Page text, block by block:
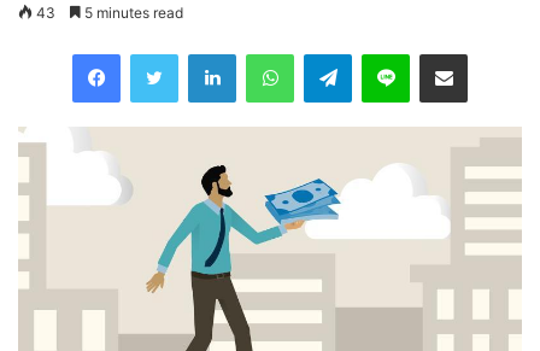
43 5 minutes read
Telegram